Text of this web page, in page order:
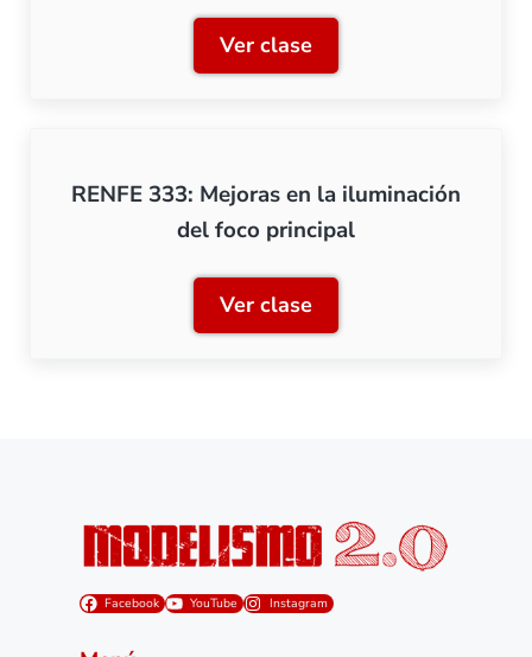
Ver claseRENFE 333: Mejoras y
RENFE 333: Mejoras en la iluminación
del foco principal
Ver claseRENFE 333: Mejoras en
Facebook YouTube Instagram